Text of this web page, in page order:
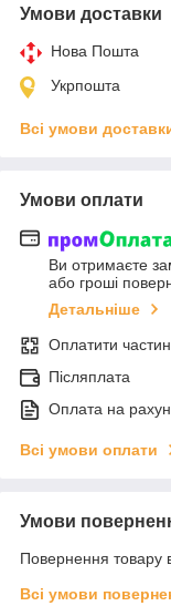
Умови доставки
Нова Пошта
Укрпошта
Всі умови
Умови оплати
Ви отримаєте
або гроші
Детальніше
Оплатити
Післяплата
Оплата на
Всі умови оплати
Умови
Повернення товару
Всі умови